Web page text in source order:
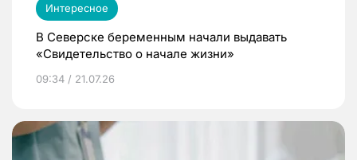
Интересное
В Северске беременным начали выдавать
«Свидетельство о начале жизни»
09:34 / 21.07.26